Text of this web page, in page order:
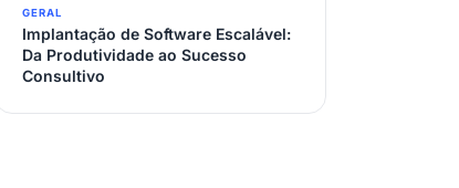
GERAL
Implantação de Software Escalável:
Da Produtividade ao Sucesso
Consultivo